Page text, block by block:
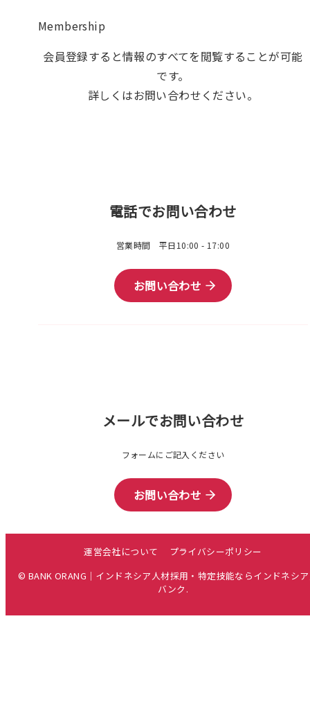
Membership
会員登録すると情報のすべてを閲覧することが可能
です。
詳しくはお問い合わせください。
電話でお問い合わせ
営業時間 平日10:00 - 17:00
お問い合わせ
メールでお問い合わせ
フォームにご記入ください
お問い合わせ
運営会社について
プライバシーポリシー
© BANK ORANG｜インドネシア人材採用・特定技能ならインドネシ
バンク.